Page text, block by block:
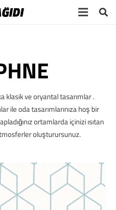
klasik ve oryantal tasarımlar .
ile oda tasarımlarınıza hoş bir
ortamlarda içinizi ısıtan
oluşturursunuz.